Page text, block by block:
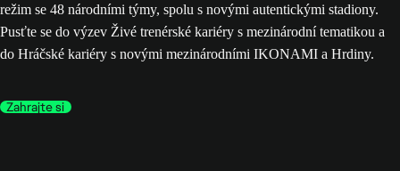
režim se 48 národními týmy, spolu s novými autentickými stadiony.
Pusťte se do výzev Živé trenérské kariéry s mezinárodní tematikou a
do Hráčské kariéry s novými mezinárodními IKONAMI a Hrdiny.
Zahrajte si